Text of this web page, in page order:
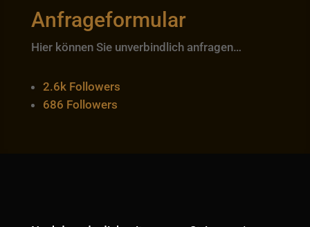
Anfrageformular
Hier können Sie unverbindlich anfragen…
2.6k Followers
686 Followers